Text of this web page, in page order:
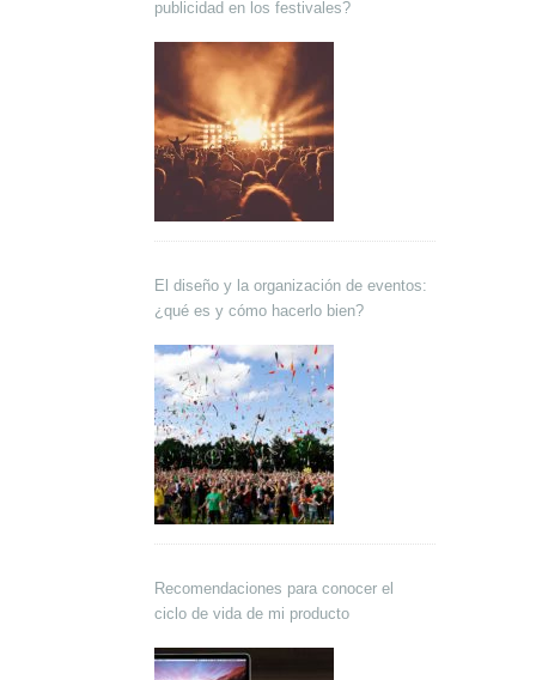
publicidad en los festivales?
El diseño y la organización de eventos:
¿qué es y cómo hacerlo bien?
Recomendaciones para conocer el
ciclo de vida de mi producto